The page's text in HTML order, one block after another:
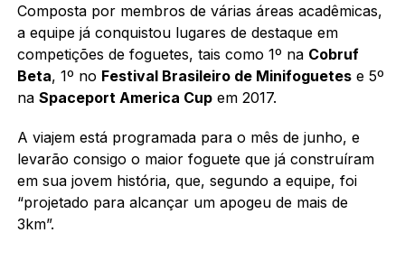
Composta por membros de várias áreas acadêmicas,
a equipe já conquistou lugares de destaque em
competições de foguetes, tais como 1º na Cobruf
Beta, 1º no Festival Brasileiro de Minifoguetese 5º
na Spaceport America Cupem 2017.
A viajem está programada para o mês de junho, e
levarão consigo o maior foguete que já construíram
em sua jovem história, que, segundo a equipe, foi
“projetado para alcançar um apogeu de mais de
3km”.